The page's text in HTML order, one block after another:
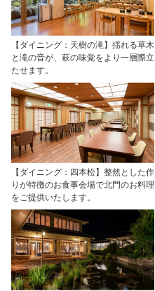
【ダイニング：天樹の滝】揺れる草木
と滝の音が、萩の味覚をより一層際立
たせます。
【ダイニング：四本松】整然とした作
りが特徴のお食事会場で北門のお料理
をご提供いたします。